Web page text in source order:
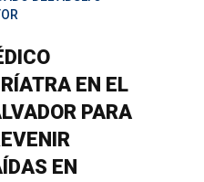
EN EL
PARA
EN